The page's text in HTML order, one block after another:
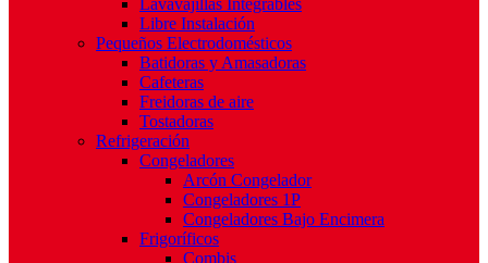
Lavavajillas Integrables
Libre Instalación
Pequeños Electrodomésticos
Batidoras y Amasadoras
Cafeteras
Freidoras de aire
Tostadoras
Refrigeración
Congeladores
Arcón Congelador
Congeladores 1P
Congeladores Bajo Encimera
Frigoríficos
Combis